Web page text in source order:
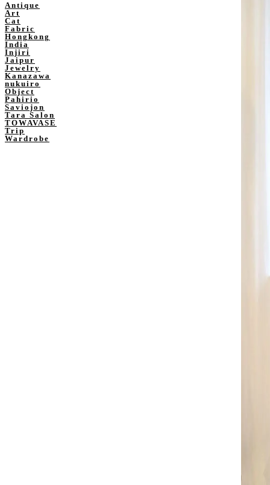
Antique
Art
Cat
Fabric
Hongkong
India
Injiri
Jaipur
Jewelry
Kanazawa
nukuiro
Object
Pahirio
Saviojon
Tara Salon
TOWAVASE
Trip
Wardrobe